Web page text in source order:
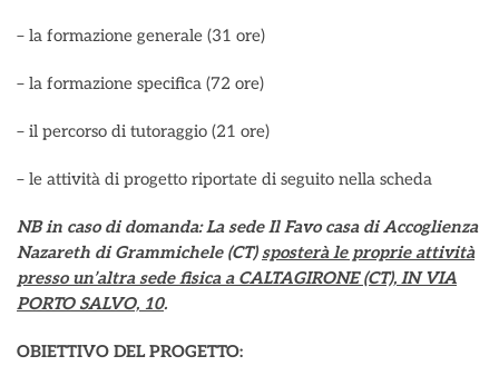
– la formazione generale (31 ore)
– la formazione specifica (72 ore)
– il percorso di tutoraggio (21 ore)
– le attività di progetto riportate di seguito nella scheda
NB in caso di domanda: La sede Il Favo casa di Accoglienza
Nazareth di Grammichele (CT)sposterà le proprie attività
presso un’altra sede fisica a CALTAGIRONE (CT), IN VIA
PORTO SALVO, 10.
OBIETTIVO DEL PROGETTO: